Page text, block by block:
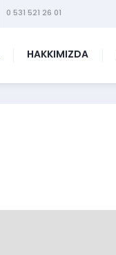
0 531 521 26 01
HAKKIMIZDA